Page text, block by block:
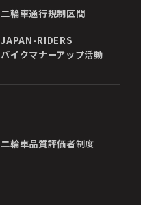
二輪車通行規制区間
JAPAN-RIDERS
バイクマナーアップ活動
二輪車品質評価者制度